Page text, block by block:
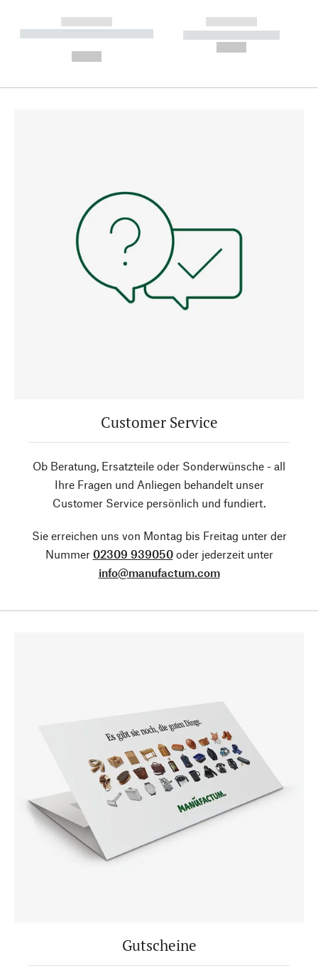
------------
----------- ----------- --------
------------
----------- -----------
Customer Service
Ob Beratung, Ersatzteile oder Sonderwünsche - all
Ihre Fragen und Anliegen behandelt unser
Customer Service persönlich und fundiert.
Sie erreichen uns von Montag bis Freitag unter der
Nummer 02309 939050oder jederzeit unter
info@manufactum.com
Gutscheine